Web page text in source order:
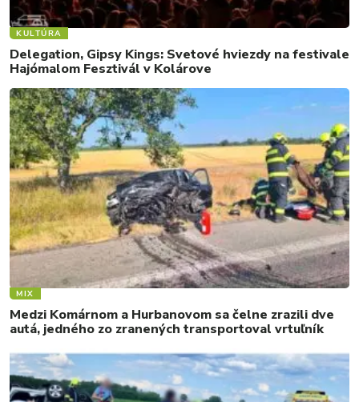
KULTÚRA
Delegation, Gipsy Kings: Svetové hviezdy na festivale
Hajómalom Fesztivál v Kolárove
MIX
Medzi Komárnom a Hurbanovom sa čelne zrazili dve
autá, jedného zo zranených transportoval vrtuľník